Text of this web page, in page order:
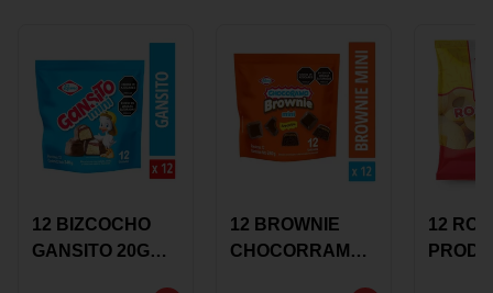
12 BIZCOCHO
GANSITO 20G
12 BROWNIE
CHOCORRAMO
12